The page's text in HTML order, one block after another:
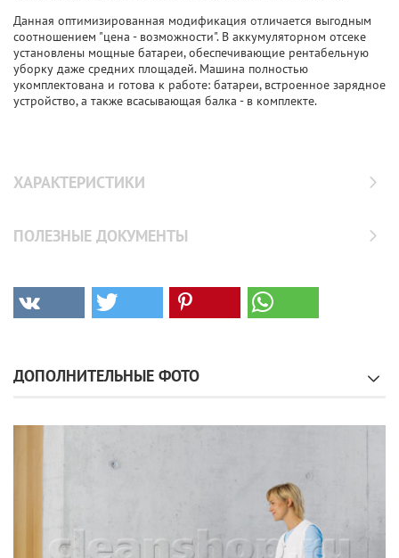
Данная оптимизированная модификация отличается выгодным
соотношением "цена - возможности". В аккумуляторном отсеке
установлены мощные батареи, обеспечивающие рентабельную
уборку даже средних площадей. Машина полностью
укомплектована и готова к работе: батареи, встроенное зарядное
устройство, а также всасывающая балка - в комплекте.
ХАРАКТЕРИСТИКИ
ПОЛЕЗНЫЕ ДОКУМЕНТЫ
ДОПОЛНИТЕЛЬНЫЕ ФОТО